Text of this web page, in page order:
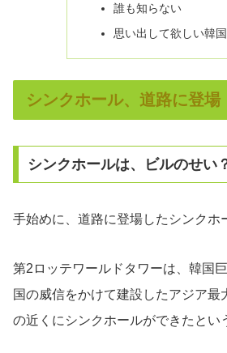
誰も知らない
思い出して欲しい韓
シンクホール、道路に登場
シンクホールは、ビルのせい
手始めに、道路に登場したシンクホ
第2ロッテワールドタワーは、韓国
国の威信をかけて建設したアジア最
の近くにシンクホールができたとい